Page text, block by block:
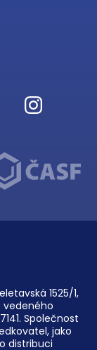
1525/1,
vedeného
Společnost
jako
distribuci